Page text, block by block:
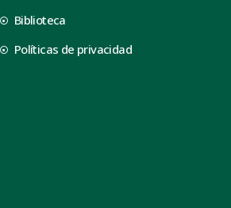
Biblioteca
Políticas de privacidad